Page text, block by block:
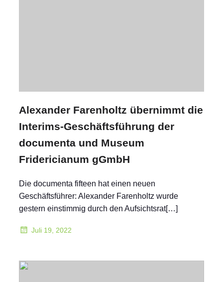
Alexander Farenholtz übernimmt die
Interims-Geschäftsführung der
documenta und Museum
Fridericianum gGmbH
Die documenta fifteen hat einen neuen
Geschäftsführer: Alexander Farenholtz wurde
gestern einstimmig durch den Aufsichtsrat[…]
Juli 19, 2022